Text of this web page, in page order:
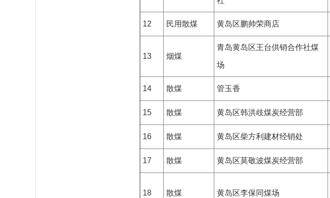
12 民用散煤 黄岛区鹏帅荣商店
13 烟煤
青岛黄岛区王台供销合作社煤
场
14 散煤 管玉香
15 散煤 黄岛区韩洪歧煤炭经营部
16 散煤 黄岛区柴方利建材经销处
17 散煤 黄岛区莫敬波煤炭经营部
18 散煤 黄岛区李保同煤场